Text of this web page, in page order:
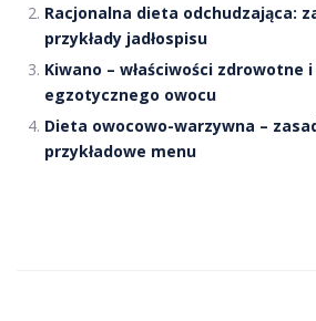
Racjonalna dieta odchudzająca:
przykłady jadłospisu
Kiwano – właściwości zdrowotne
egzotycznego owocu
Dieta owocowo-warzywna –
przykładowe menu